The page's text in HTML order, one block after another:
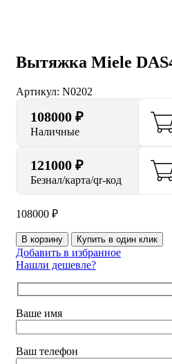
Вытяжка Miele
Артикул: N0202
108000 ₽
Наличные
121000 ₽
Безнал/карта/qr-код
108000 ₽
В корзину Купить в один клик
Добавить в избранное
Нашли дешевле?
Ваше имя
Ваш телефон